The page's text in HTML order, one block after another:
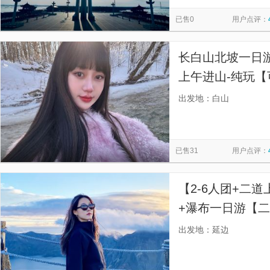
览
信
息
慕田峪长城 西安事变旧址五间厅
都江堰景区 贞丰文化街 南湖秋月 圆明园
佛山市祖庙博物馆 金紫荆广场
已售0 用户点评：
长白山北坡一日
上午进山-纯玩
出发地：白山
已售31 用户点评：
【2-6人团+二
+瀑布一日游【
式送达长白山北
出发地：延边